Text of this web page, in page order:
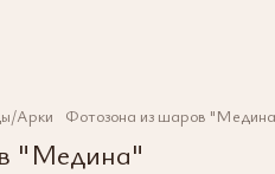
Арки Фотозона из шаров
"Медина"